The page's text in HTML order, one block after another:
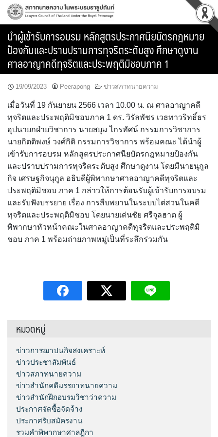
Skip
content
นำผู้เข้ารับการอบรม หลักสูตรประกาศนียบัตรกฎหมาย
ป้องกันและปราบปรามการทุจริตระดับสูง ศึกษาดูงาน
ศาลอาญาคดีทุจริตและประพฤติมิชอบภาค 1
19/09/2023 Peerapong ข่าวสภาทนายความ
เมื่อวันที่ 19 กันยายน 2566 เวลา 10.00 น. ณ ศาลอาญาคดี
ทุจริตและประพฤติมิชอบภาค 1 ดร. วิรัลพัชร เวธทาวริทธิ์ธร
อุปนายกฝ่ายวิชาการ นายสยุม ไกรทัศน์ กรรมการวิชาการ
นายกิตติพงษ์ วงศ์กิติ กรรมการวิชาการ พร้อมคณะ ได้นำผู้
เข้ารับการอบรม หลักสูตรประกาศนียบัตรกฎหมายป้องกัน
และปราบปรามการทุจริตระดับสูง ศึกษาดูงาน โดยมีนายนุกูล
กิจ เศรษฐกิจนุกูล อธิบดีผู้พิพากษาศาลอาญาคดีทุจริตและ
ประพฤติมิชอบ ภาค 1 กล่าวให้การต้อนรับผู้เข้ารับการอบรม
และรับฟังบรรยาย เรื่อง การสืบพยานในระบบไต่สวนในคดี
ทุจริตและประพฤติมิชอบ โดยนายเด่นชัย ศรีจุลฮาต ผู้
พิพากษาหัวหน้าคณะในศาลอาญาคดีทุจริตและประพฤติมิ
ชอบ ภาค 1 พร้อมถ่ายภาพหมู่เป็นที่ระลึกร่วมกัน
หมวดหมู่
ข่าวการฌาปนกิจสงเคราะห์
ข่าวประชาสัมพันธ์
ข่าวสภาทนายความ
ข่าวสำนักคดีมรรยาทนายความ
ข่าวสำนักฝึกอบรมวิชาว่าความ
ประกาศจัดซื้อจัดจ้าง
ประกาศรับสมัครงาน
รวมคำพิพากษาศาลฎีกา